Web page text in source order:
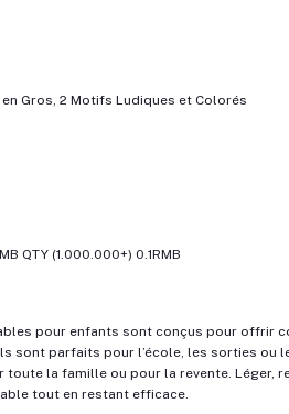
Gros, 2 Motifs Ludiques et Colorés
QTY (1.000.000+) 0.1RMB
pour enfants sont conçus pour offrir
sont parfaits pour l’école, les sorties ou
la famille ou pour la revente. Léger,
tout en restant efficace.